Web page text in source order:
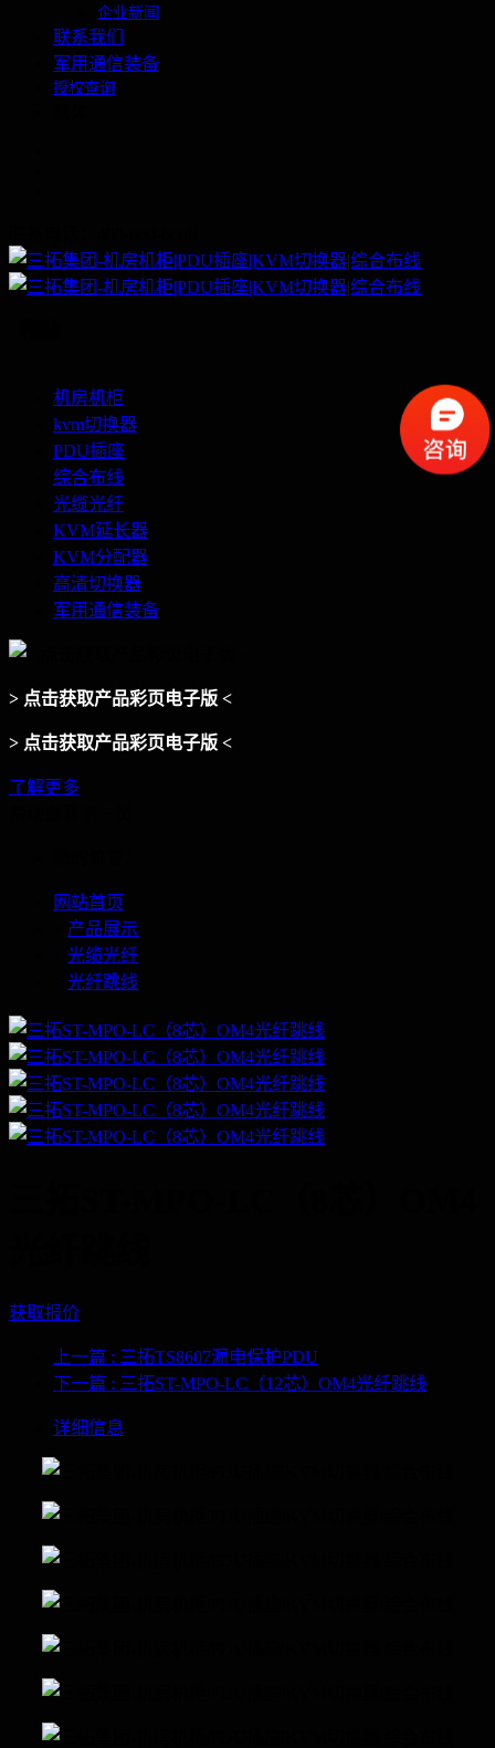
企业新闻
联系我们
军用通信装备
授权查询
机房机柜
kvm切换器
PDU插座
综合布线
光缆光纤
KVM延长器
KVM分配器
高清切换器
军用通信装备
> 点击获取产品彩页电子版 <
> 点击获取产品彩页电子版 <
了解更多
网站首页
产品展示
光缆光纤
光纤跳线
获取报价
上一篇 : 三拓TS8607漏电保护PDU
下一篇 : 三拓ST-MPO-LC（12芯）OM4光纤跳线
详细信息